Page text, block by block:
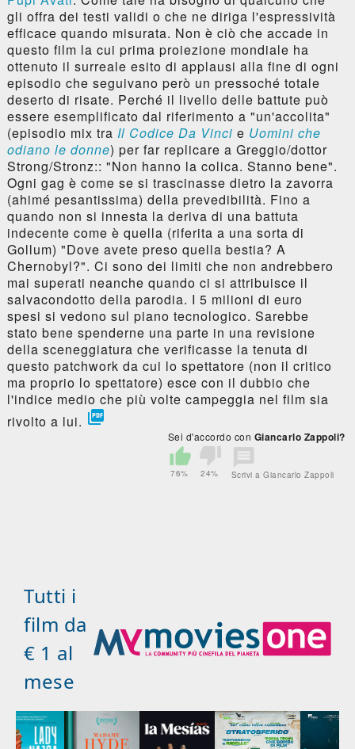
gli offra dei testi validi o che ne diriga l'espressività
efficace quando misurata. Non è ciò che accade in
questo film la cui prima proiezione mondiale ha
ottenuto il surreale esito di applausi alla fine di ogni
episodio che seguivano però un pressoché totale
deserto di risate. Perché il livello delle battute può
essere esemplificato dal riferimento a "un'accolita"
(episodio mix tra Il Codice Da Vinci e Uomini che
odiano le donne) per far replicare a Greggio/dottor
Strong/Stronz:: "Non hanno la colica. Stanno bene".
Ogni gag è come se si trascinasse dietro la zavorra
(ahimé pesantissima) della prevedibilità. Fino a
quando non si innesta la deriva di una battuta
indecente come è quella (riferita a una sorta di
Gollum) "Dove avete preso quella bestia? A
Chernobyl?". Ci sono dei limiti che non andrebbero
mai superati neanche quando ci si attribuisce il
salvacondotto della parodia. I 5 milioni di euro
spesi si vedono sul piano tecnologico. Sarebbe
stato bene spenderne una parte in una revisione
della sceneggiatura che verificasse la tenuta di
questo patchwork da cui lo spettatore (non il critico
ma proprio lo spettatore) esce con il dubbio che
l'indice medio che più volte campeggia nel film sia
rivolto a lui. 
Sei d'accordo con Giancarlo Zappoli?
76% 24% Scrivi a Giancarlo Zappoli
Tutti i
film da
€ 1 al
mese